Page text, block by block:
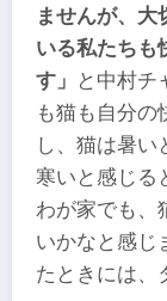
ませんが、大
いる私たちも
す」
と中村チ
も猫も自分の
し、猫は暑い
寒いと感じる
わが家でも、
いかなと感じ
たときには、